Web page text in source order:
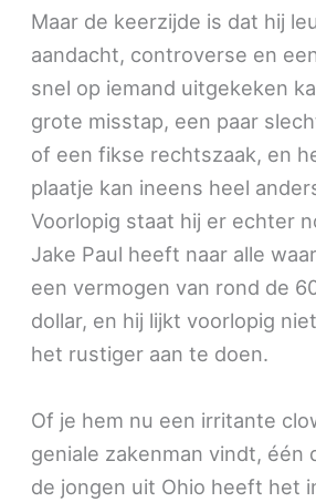
Maar de keerzijde is dat hij
aandacht, controverse en
snel op iemand uitgekeken
grote misstap, een paar
of een fikse rechtszaak, en
plaatje kan ineens heel
Voorlopig staat hij er echter
Jake Paul heeft naar alle
een vermogen van rond de
dollar, en hij lijkt voorlopig
het rustiger aan te doen.
Of je hem nu een irritante
geniale zakenman vindt, één
de jongen uit Ohio heeft het